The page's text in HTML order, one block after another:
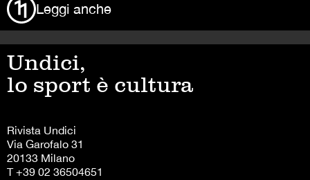
Leggi anche
Undici,
lo sport è cultura
Rivista Undici
Via Garofalo 31
20133 Milano
T +39 02 36504651